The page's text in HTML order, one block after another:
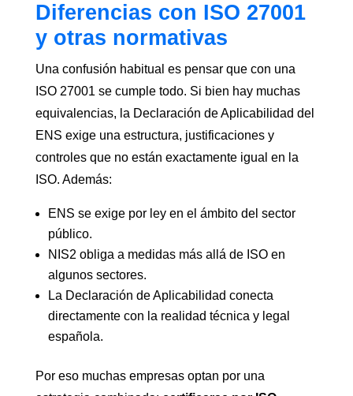
Diferencias con ISO 27001
y otras normativas
Una confusión habitual es pensar que con una
ISO 27001 se cumple todo. Si bien hay muchas
equivalencias, la Declaración de Aplicabilidad del
ENS exige una estructura, justificaciones y
controles que no están exactamente igual en la
ISO. Además:
ENS se exige por ley en el ámbito del sector
público.
NIS2 obliga a medidas más allá de ISO en
algunos sectores.
La Declaración de Aplicabilidad conecta
directamente con la realidad técnica y legal
española.
Por eso muchas empresas optan por una